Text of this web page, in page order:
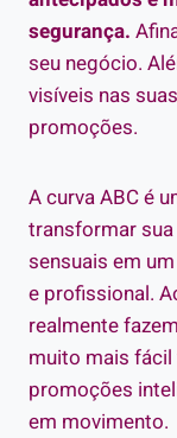
segurança.
seu negócio.
visíveis nas
promoções.
A curva ABC é
transformar
sensuais em
e profissional.
realmente
muito mais
promoções
em movimento.